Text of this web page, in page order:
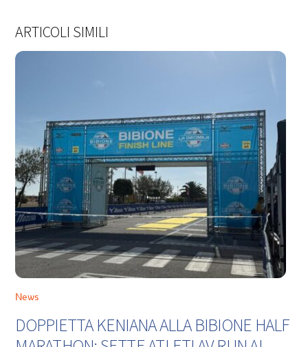
ARTICOLI SIMILI
News
DOPPIETTA KENIANA ALLA BIBIONE HALF